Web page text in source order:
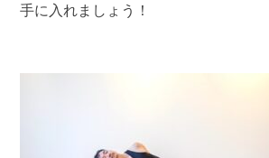
手に入れましょう！